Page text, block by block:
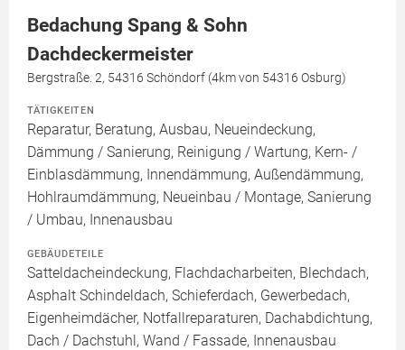
Bedachung Spang & Sohn
Dachdeckermeister
Bergstraße. 2, 54316 Schöndorf (4km von 54316 Osburg)
TÄTIGKEITEN
Reparatur, Beratung, Ausbau, Neueindeckung,
Dämmung / Sanierung, Reinigung / Wartung, Kern- /
Einblasdämmung, Innendämmung, Außendämmung,
Hohlraumdämmung, Neueinbau / Montage, Sanierung
/ Umbau, Innenausbau
GEBÄUDETEILE
Satteldacheindeckung, Flachdacharbeiten, Blechdach,
Asphalt Schindeldach, Schieferdach, Gewerbedach,
Eigenheimdächer, Notfallreparaturen, Dachabdichtung,
Dach / Dachstuhl, Wand / Fassade, Innenausbau